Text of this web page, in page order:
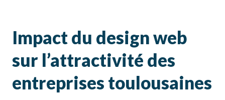
Impact du design web
sur l’attractivité des
entreprises toulousaines